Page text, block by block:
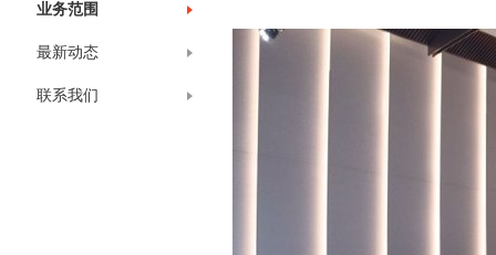
业务范围
最新动态
联系我们